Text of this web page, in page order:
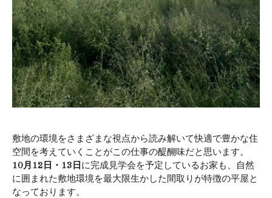
敷地の環境をさまざまな視点から読み解いて快適で豊かな住
空間を考えていくことがこの仕事の醍醐味だと思います。
10月12日・13日 に完成見学会を予定しているお家も、自然
に囲まれた敷地環境を最大限生かした間取りが特徴の平屋と
なっております。